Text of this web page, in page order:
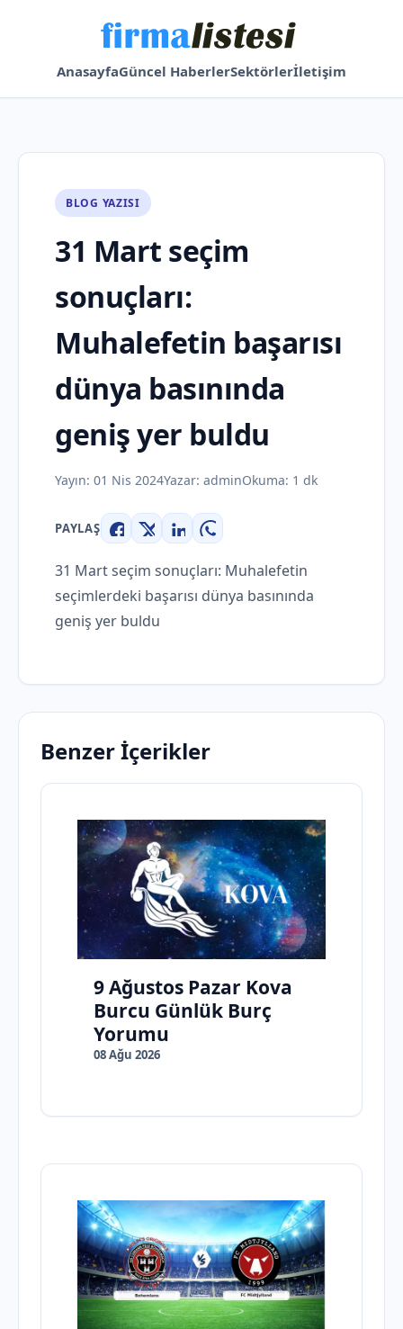
AnasayfaGüncel HaberlerSektörlerİletişim
BLOG YAZISI
31 Mart seçim
sonuçları:
Muhalefetin başarısı
dünya basınında
geniş yer buldu
Yayın: 01 Nis 2024Yazar: adminOkuma: 1 dk
PAYLAŞ
Facebook
X LinkedInWhatsApp
31 Mart seçim sonuçları: Muhalefetin
seçimlerdeki başarısı dünya basınında
geniş yer buldu
Benzer İçerikler
9 Ağustos Pazar Kova
Burcu Günlük Burç
Yorumu
08 Ağu 2026